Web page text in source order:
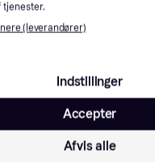
tjenester.
(leverandører)
Indstillinger
Afvis alle
Accepter